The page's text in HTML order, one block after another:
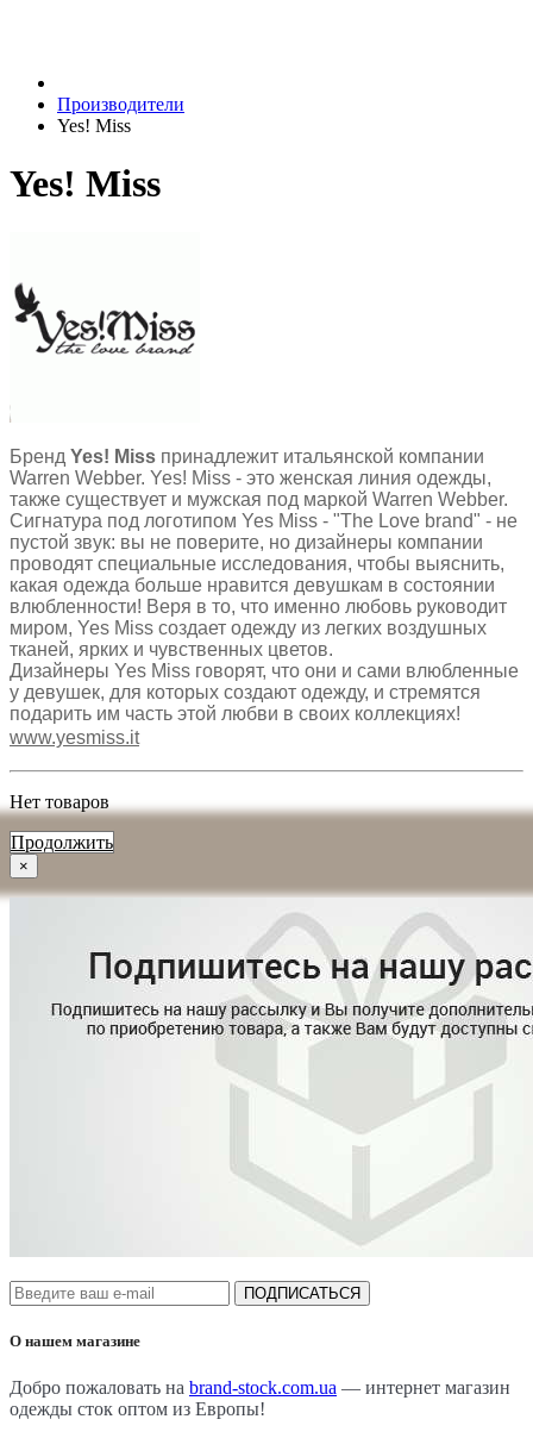
Производители
Yes! Miss
Yes! Miss
Бренд Yes! Miss принадлежит итальянской компании
Warren Webber. Yes! Miss - это женская линия одежды,
также существует и мужская под маркой Warren Webber.
Сигнатура под логотипом Yes Miss - "The Love brand" - не
пустой звук: вы не поверите, но дизайнеры компании
проводят специальные исследования, чтобы выяснить,
какая одежда больше нравится девушкам в состоянии
влюбленности! Веря в то, что именно любовь руководит
миром, Yes Miss создает одежду из легких воздушных
тканей, ярких и чувственных цветов.
Дизайнеры Yes Miss говорят, что они и сами влюбленные
у девушек, для которых создают одежду, и стремятся
подарить им часть этой любви в своих коллекциях!
www.yesmiss.it
Нет товаров
Продолжить
×
ПОДПИСАТЬСЯ
О нашем магазине
Добро пожаловать на brand-stock.com.ua — интернет магазин
одежды сток оптом из Европы!